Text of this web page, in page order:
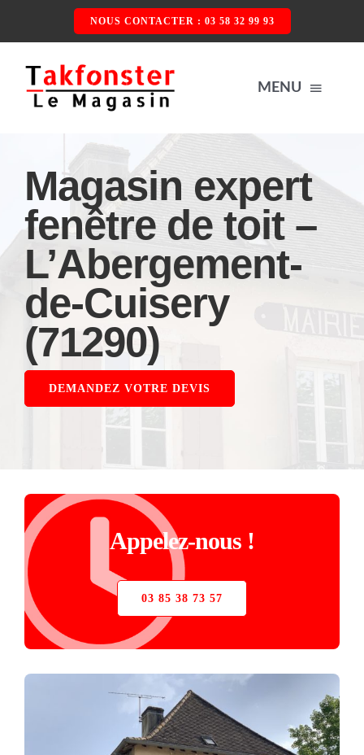
NOUS CONTACTER : 03 58 32 99 93
MENU
NOS PRODUITS
FENÊTRE DE TOIT
VOLET ROULANT
STORE
QUI SOMMES-NOUS ?
CONTACTEZ-NOUS
Magasin expert
fenêtre de toit –
L’Abergement-
de-Cuisery
(71290)
DEMANDEZ VOTRE DEVIS
Appelez-nous !
03 85 38 73 57